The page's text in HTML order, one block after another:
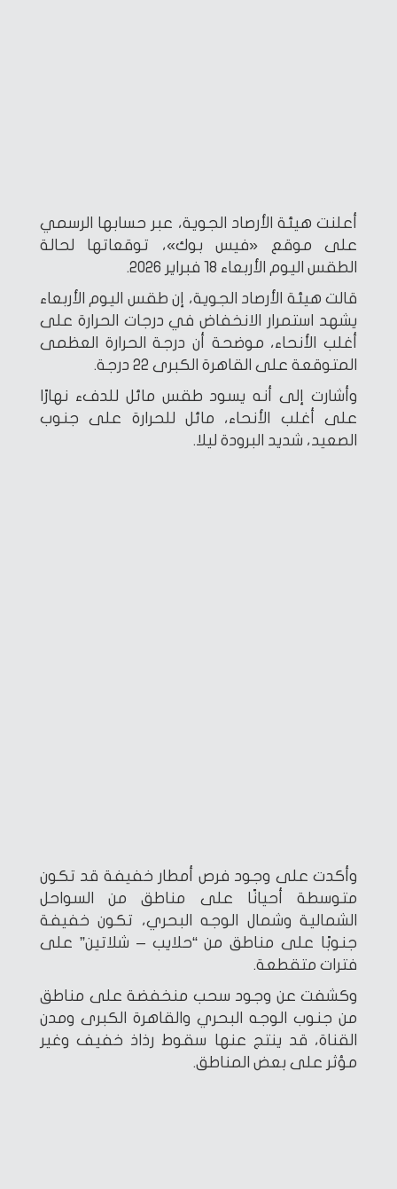
أعلنت هيئة الأرصاد الجوية، عبر حسابها الرسمي
على موقع «فيس بوك»، توقعاتها لحالة
الطقس اليوم الأربعاء 18 فبراير 2026.
قالت هيئة الأرصاد الجوية، إن طقس اليوم الأربعاء
يشهد استمرار الانخفاض في درجات الحرارة على
أغلب الأنحاء، موضحة أن درجة الحرارة العظمى
المتوقعة على القاهرة الكبرى 22 درجة.
وأشارت إلى أنه يسود طقس مائل للدفء نهارًا
على أغلب الأنحاء، مائل للحرارة على جنوب
الصعيد، شديد البرودة ليلا.
وأكدت على وجود فرص أمطار خفيفة قد تكون
متوسطة أحيانًا على مناطق من السواحل
الشمالية وشمال الوجه البحري، تكون خفيفة
جنوبًا على مناطق من “حلايب – شلاتين” على
فترات متقطعة.
وكشفت عن وجود سحب منخفضة على مناطق
من جنوب الوجه البحري والقاهرة الكبرى ومدن
القناة، قد ينتج عنها سقوط رذاذ خفيف وغير
مؤثر على بعض المناطق.